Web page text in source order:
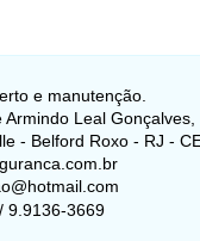
e manutenção.
Armindo Leal
- Belford Roxo - RJ -
9.9136-3669